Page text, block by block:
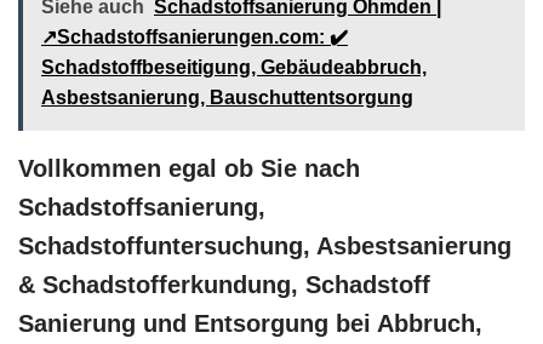
Siehe auch Schadstoffsanierung Ohmden |
↗️Schadstoffsanierungen.com: ✔️
Schadstoffbeseitigung, Gebäudeabbruch,
Asbestsanierung, Bauschuttentsorgung
Vollkommen egal ob Sie nach
Schadstoffsanierung,
Schadstoffuntersuchung, Asbestsanierung
& Schadstofferkundung, Schadstoff
Sanierung und Entsorgung bei Abbruch,